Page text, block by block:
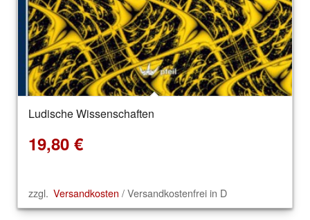
Ludische Wissenschaften
19,80 €
zzgl. Versandkosten / Versandkostenfrei in D